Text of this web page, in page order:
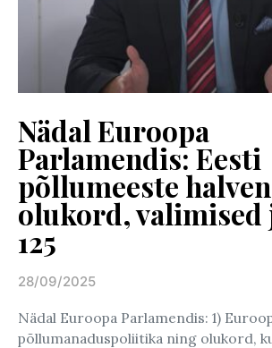
Nädal Euroopa
Parlamendis: Eesti
põllumeeste
olukord, valimised
125
Posted on
28/09/2025
Nädal Euroopa Parlamendis: 1)
põllumanaduspoliitika ning olukord,